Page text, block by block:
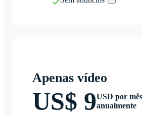
Apenas vídeo
US$ 9USD por
anualmente